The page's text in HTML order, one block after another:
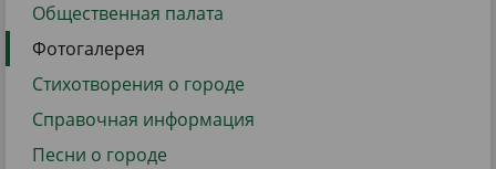
Общественная палата
Фотогалерея
Стихотворения о городе
Справочная информация
Песни о городе